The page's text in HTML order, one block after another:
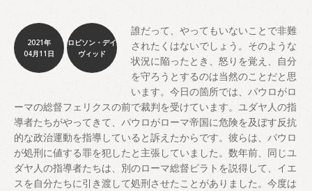
2021年
04月11日
ロビソン・デイ
ヴィッド
誰だって、やってもいないことで非難
されたくはないでしょう。そのような
状況に陥ったとき、怒りを覚え、自分
を守ろうとするのは当然のことだと思
います。今日の箇所では、パウロがロ
ーマの総督フェリクスの前で裁判を受けています。ユダヤ人の指
導者たちがやってきて、パウロがローマ帝国に危険を及ぼす反抗
的な政治運動を指導していると訴えたからです。彼らは、パウロ
が処刑に値する罪を犯したと主張していました。数年前、同じユ
ダヤ人の指導者たちは、別のローマ総督ピラトを説得して、イエ
スを自分たちに引き渡して処刑させたことがありました。今度は